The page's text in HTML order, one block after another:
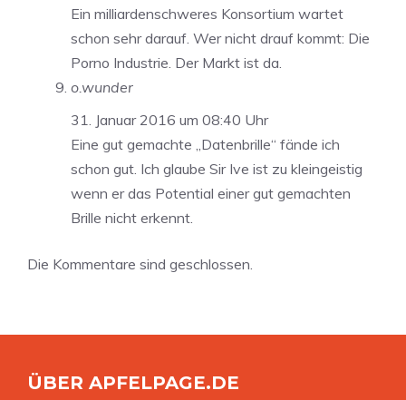
Ein milliardenschweres Konsortium wartet
schon sehr darauf. Wer nicht drauf kommt: Die
Porno Industrie. Der Markt ist da.
o.wunder
31. Januar 2016 um 08:40 Uhr
Eine gut gemachte „Datenbrille“ fände ich
schon gut. Ich glaube Sir Ive ist zu kleingeistig
wenn er das Potential einer gut gemachten
Brille nicht erkennt.
Die Kommentare sind geschlossen.
ÜBER APFELPAGE.DE